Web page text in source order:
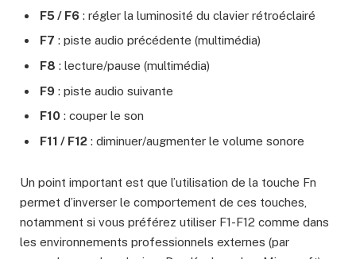
F5 / F6 : régler la luminosité du clavier rétroéclairé
F7 : piste audio précédente (multimédia)
F8 : lecture/pause (multimédia)
F9 : piste audio suivante
F10 : couper le son
F11 / F12 : diminuer/augmenter le volume sonore
Un point important est que l’utilisation de la touche Fn
permet d’inverser le comportement de ces touches,
notamment si vous préférez utiliser F1-F12 comme dans
les environnements professionnels externes (par